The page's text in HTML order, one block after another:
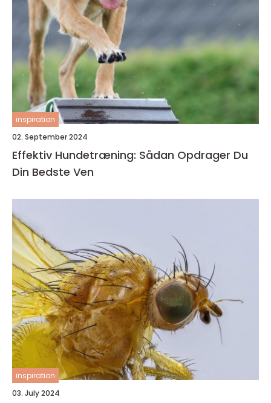
inspiration
02. September 2024
Effektiv Hundetræning: Sådan Opdrager Du
Din Bedste Ven
inspiration
03. July 2024